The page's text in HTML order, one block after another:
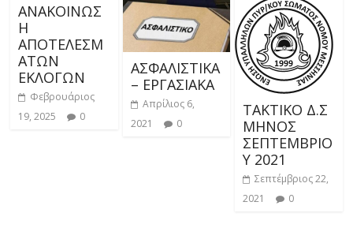
ΑΝΑΚΟΙΝΩΣ
Η
ΑΠΟΤΕΛΕΣΜ
ΑΤΩΝ
ΕΚΛΟΓΩΝ
Φεβρουάριος
19, 2025
0
ΑΣΦΑΛΙΣΤΙΚΑ
– ΕΡΓΑΣΙΑΚΑ
Απρίλιος 6,
2021
0
ΤΑΚΤΙΚΟ Δ.Σ
ΜΗΝΟΣ
ΣΕΠΤΕΜΒΡΙΟ
Υ 2021
Σεπτέμβριος 22,
2021
0